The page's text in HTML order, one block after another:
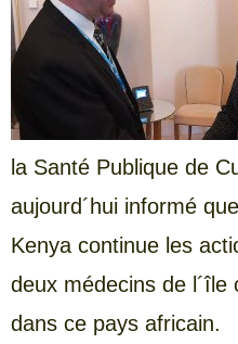
la Santé Publique de
aujourd´hui informé
Kenya continue les
deux médecins de
dans ce pays africain.